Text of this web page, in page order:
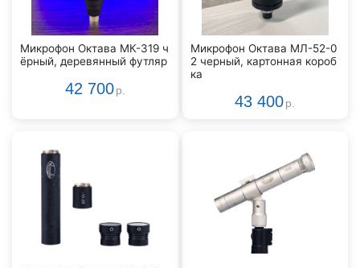
Микрофон Октава МК-319 ч
ёрный, деревянный футляр
42 700 р.
Микрофон Октава МЛ-52-0
2 черный, картонная короб
ка
43 400 р.